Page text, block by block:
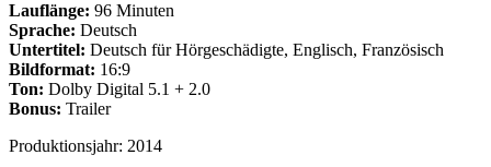
Lauflänge: 96 Minuten
Sprache: Deutsch
Untertitel: Deutsch für Hörgeschädigte, Englisch, Französisch
Bildformat: 16:9
Ton: Dolby Digital 5.1 + 2.0
Bonus: Trailer
Produktionsjahr: 2014